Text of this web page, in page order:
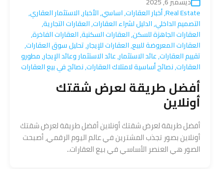
Real Estate
,أخبار العقارات,اساسي,الأخبار,الاستثمار العقاري,
التصميم الداخلي,الدليل لشراء العقارات,العقارات التجارية,
العقارات الجاهزة للسكن,العقارات السكنية,العقارات الفاخرة,
العقارات المعروضة للبيع,العقارات للإيجار,تحليل سوق العقارات,
تقييم العقارات,عائد الاستثمار,عائد الاستثمار وعائد الإيجار,مطورو
العقارات,نصائح أساسية لامتلاك العقارات,نصائح في بيع العقارات
أفضل طريقة لعرض شقتك
أونلاين
أفضل طريقة لعرض شقتك أونلاين أفضل طريقة لعرض شقتك
أونلاين بصور تجذب المشترين في عالم اليوم الرقمي، أصبحت
الصور هي العنصر الأساسي في بيع العقارات..